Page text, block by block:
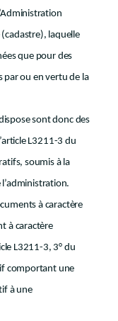
laquelle
que pour des
par ou en vertu de la
sont donc des
L3211-3 du
soumis à la
à caractère
à caractère
L3211-3, 3° du
comportant une
à une